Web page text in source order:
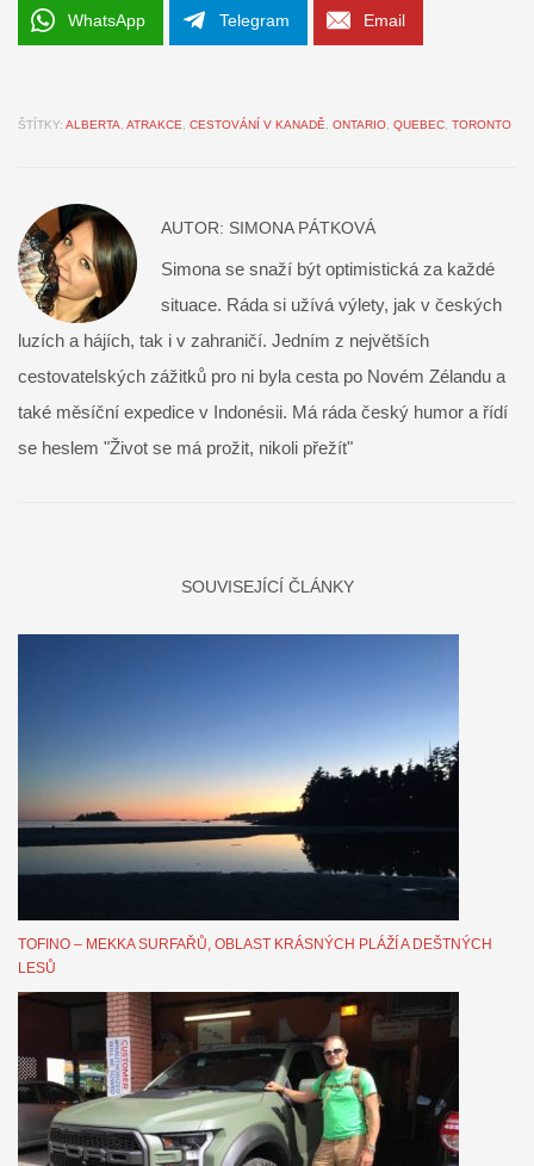
WhatsApp Telegram Email
ŠTÍTKY: ALBERTA ATRAKCE CESTOVÁNÍ V KANADĚ ONTARIO QUEBEC TORONTO
AUTOR: SIMONA PÁTKOVÁ
Simona se snaží být optimistická za každé
situace. Ráda si užívá výlety, jak v českých
luzích a hájích, tak i v zahraničí. Jedním z největších
cestovatelských zážitků pro ni byla cesta po Novém Zélandu a
také měsíční expedice v Indonésii. Má ráda český humor a řídí
se heslem "Život se má prožit, nikoli přežít"
SOUVISEJÍCÍ ČLÁNKY
TOFINO – MEKKA SURFAŘŮ, OBLAST KRÁSNÝCH PLÁŽÍ A DEŠTNÝCH
LESŮ